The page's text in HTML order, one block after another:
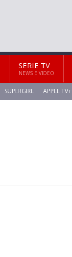
SERIE TV
NEWS E VIDEO
SUPERGIRL APPLE TV+